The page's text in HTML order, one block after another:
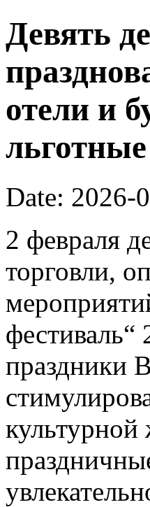
Девять
отели и
Date: 2026-
2 февраля
торговли,
фестиваль“
праздники